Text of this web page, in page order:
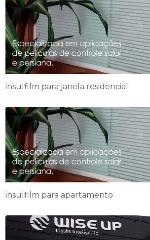
insulfilm para janela residencial
insulfilm para apartamento